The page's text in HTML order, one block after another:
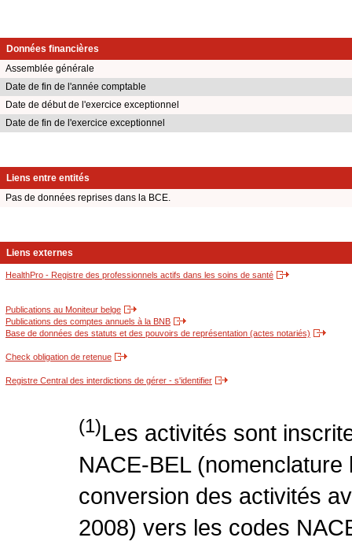
Données financières
Assemblée générale
Date de fin de l'année comptable
Date de début de l'exercice exceptionnel
Date de fin de l'exercice exceptionnel
Liens entre entités
Pas de données reprises dans la BCE.
Liens externes
HealthPro - Registre des professionnels actifs dans les soins de santé
Publications au Moniteur belge
Publications des comptes annuels à la BNB
Base de données des statuts et des pouvoirs de représentation (actes notariés)
Check obligation de retenue
Registre Central des interdictions de gérer - s'identifier
(1)Les activités sont
NACE-BEL
conversion des activités
2008) vers les codes